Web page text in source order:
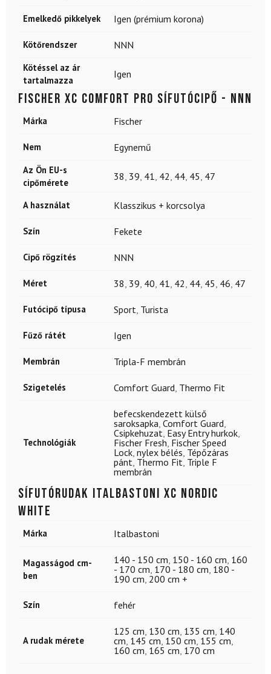
Emelkedő pikkelyek Igen (prémium korona)
Kötőrendszer NNN
Kötéssel az ár
tartalmazza
Igen
FISCHER XC Comfort Pro sífutócipő - NNN
Márka Fischer
Nem Egynemű
Az Ön EU-s
cipőmérete
38 39 41 42 44 45 47
A használat Klasszikus + korcsolya
Szín Fekete
Cipő rögzítés NNN
Méret 38 39 40 41 42 44 45 46 47
Futócipő típusa Sport Turista
Fűző rátét Igen
Membrán Tripla-F membrán
Szigetelés Comfort Guard Thermo Fit
Technológiák
befecskendezett külső
saroksapka Comfort Guard
Csipkehuzat Easy Entry hurkok
Fischer Fresh Fischer Speed
Lock nylex bélés Tépőzáras
pánt Thermo Fit Triple F
membrán
Sífutórudak ITALBASTONI XC Nordic
White
Márka Italbastoni
Magasságod cm-
ben
140 - 150 cm 150 - 160 cm 160
- 170 cm 170 - 180 cm 180 -
190 cm 200 cm +
Szín fehér
A rudak mérete
125 cm 130 cm 135 cm 140
cm 145 cm 150 cm 155 cm
160 cm 165 cm 170 cm